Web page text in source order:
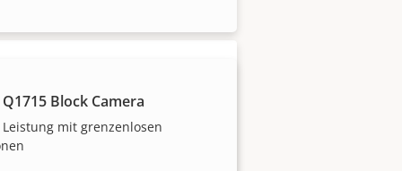
Q1715 Block Camera
Leistung mit grenzenlosen